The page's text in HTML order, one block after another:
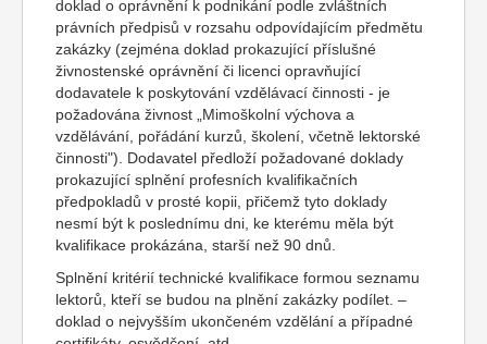
doklad o oprávnění k podnikání podle zvláštních
právních předpisů v rozsahu odpovídajícím předmětu
zakázky (zejména doklad prokazující příslušné
živnostenské oprávnění či licenci opravňující
dodavatele k poskytování vzdělávací činnosti - je
požadována živnost „Mimoškolní výchova a
vzdělávání, pořádání kurzů, školení, včetně lektorské
činnosti"). Dodavatel předloží požadované doklady
prokazující splnění profesních kvalifikačních
předpokladů v prosté kopii, přičemž tyto doklady
nesmí být k poslednímu dni, ke kterému měla být
kvalifikace prokázána, starší než 90 dnů.
Splnění kritérií technické kvalifikace formou seznamu
lektorů, kteří se budou na plnění zakázky podílet. –
doklad o nejvyšším ukončeném vzdělání a případné